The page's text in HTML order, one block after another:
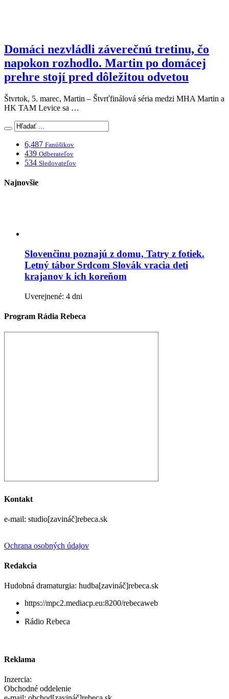
Domáci nezvládli záverečnú tretinu, čo
napokon rozhodlo. Martin po domácej
prehre stojí pred dôležitou odvetou
Štvrtok, 5. marec, Martin – Štvrťfinálová séria medzi MHA Martin a
HK TAM Levice sa …
6,487 Fanúšikov
439 Odberateľov
534 Sledovateľov
Najnovšie
Slovenčinu poznajú z domu, Tatry z fotiek.
Letný tábor Srdcom Slovák vracia deti
krajanov k ich koreňom
Uverejnené: 4 dni
Program Rádia Rebeca
Kontakt
e-mail: studio[zavináč]rebeca.sk
Ochrana osobných údajov
Redakcia
Hudobná dramaturgia: hudba[zavináč]rebeca.sk
https://mpc2.mediacp.eu:8200/rebecaweb
Rádio Rebeca
Reklama
Inzercia:
Obchodné oddelenie